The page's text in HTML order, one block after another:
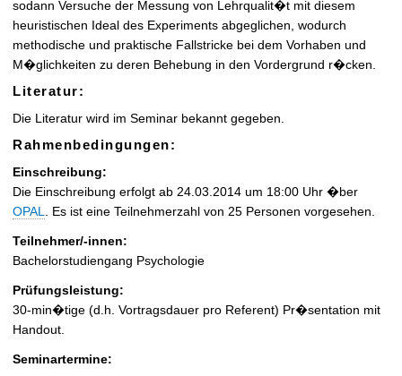
sodann Versuche der Messung von Lehrqualit�t mit diesem
heuristischen Ideal des Experiments abgeglichen, wodurch
methodische und praktische Fallstricke bei dem Vorhaben und
M�glichkeiten zu deren Behebung in den Vordergrund r�cken.
Literatur:
Die Literatur wird im Seminar bekannt gegeben.
Rahmenbedingungen:
Einschreibung:
Die Einschreibung erfolgt ab 24.03.2014 um 18:00 Uhr �ber
OPAL. Es ist eine Teilnehmerzahl von 25 Personen vorgesehen.
Teilnehmer/-innen:
Bachelorstudiengang Psychologie
Prüfungsleistung:
30-min�tige (d.h. Vortragsdauer pro Referent) Pr�sentation mit
Handout.
Seminartermine: